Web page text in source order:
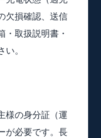
欠損確認、送信
・取扱説明書・
。
様の身分証（運
が必要です。長